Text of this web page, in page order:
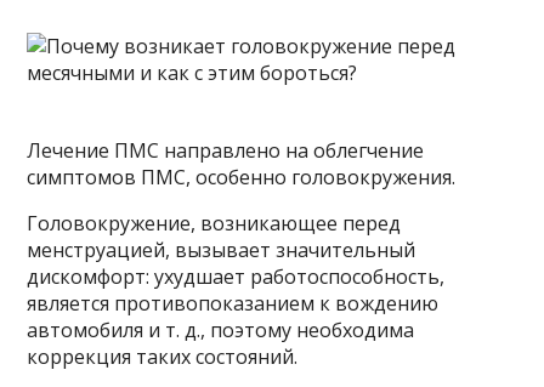
Лечение ПМС направлено на облегчение
симптомов ПМС, особенно головокружения.
Головокружение, возникающее перед
менструацией, вызывает значительный
дискомфорт: ухудшает работоспособность,
является противопоказанием к вождению
автомобиля и т. д., поэтому необходима
коррекция таких состояний.